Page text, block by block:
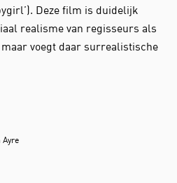
Deze film is duidelijk
realisme van regisseurs als
maar voegt daar surrealistische
Ayre